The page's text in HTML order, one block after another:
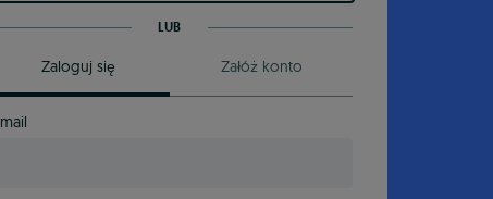
LUB
Zaloguj się Załóż konto